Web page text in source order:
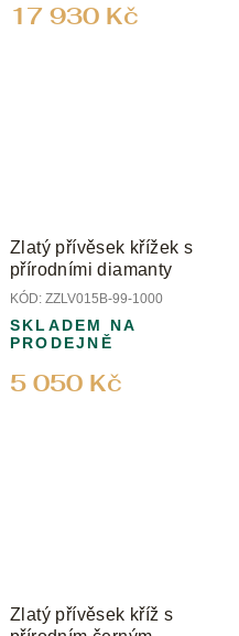
17 930 Kč
Zlatý přívěsek křížek s
přírodními diamanty
KÓD: ZZLV015B-99-1000
5 050 Kč
SKLADEM NA
PRODEJNĚ
Zlatý přívěsek kříž s